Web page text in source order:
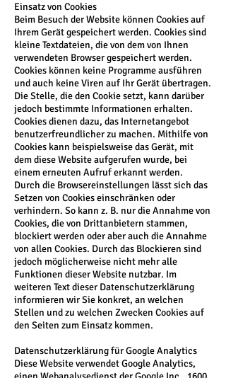
Einsatz von Cookies
Beim Besuch der Website können Cookies auf
Ihrem Gerät gespeichert werden. Cookies sind
kleine Textdateien, die von dem von Ihnen
verwendeten Browser gespeichert werden.
Cookies können keine Programme ausführen
und auch keine Viren auf Ihr Gerät übertragen.
Die Stelle, die den Cookie setzt, kann darüber
jedoch bestimmte Informationen erhalten.
Cookies dienen dazu, das Internetangebot
benutzerfreundlicher zu machen. Mithilfe von
Cookies kann beispielsweise das Gerät, mit
dem diese Website aufgerufen wurde, bei
einem erneuten Aufruf erkannt werden.
Durch die Browsereinstellungen lässt sich das
Setzen von Cookies einschränken oder
verhindern. So kann z. B. nur die Annahme von
Cookies, die von Drittanbietern stammen,
blockiert werden oder aber auch die Annahme
von allen Cookies. Durch das Blockieren sind
jedoch möglicherweise nicht mehr alle
Funktionen dieser Website nutzbar. Im
weiteren Text dieser Datenschutzerklärung
informieren wir Sie konkret, an welchen
Stellen und zu welchen Zwecken Cookies auf
den Seiten zum Einsatz kommen.
Datenschutzerklärung für Google Analytics
Diese Website verwendet Google Analytics,